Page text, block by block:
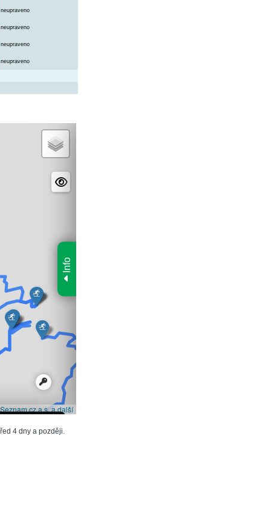
neupraveno
neupraveno
neupraveno
neupraveno
4 dny a později.